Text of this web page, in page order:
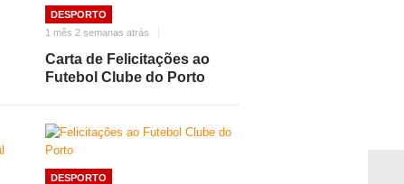
DESPORTO
1 mês 2 semanas atrás
Carta de Felicitações ao
Futebol Clube do Porto
DESPORTO